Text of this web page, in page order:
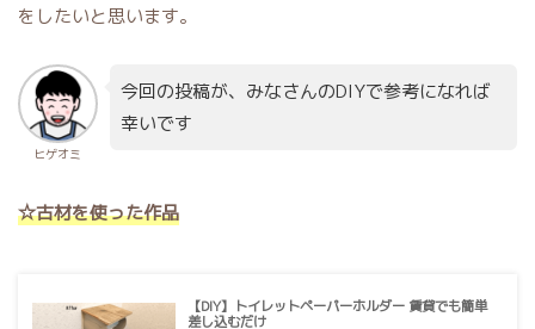
をしたいと思います。
ヒゲオミ
今回の投稿が、みなさんのDIYで参考になれば
幸いです
☆古材を使った作品
【DIY】トイレットペーパーホルダー 賃貸でも簡単
差し込むだけ